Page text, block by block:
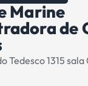
Marine
de
Tedesco 1315 sala